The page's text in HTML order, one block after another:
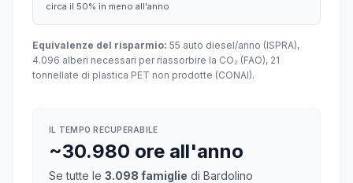
circa il 50% in meno all'anno
Equivalenze del risparmio: 55 auto diesel/anno (ISPRA),
4.096 alberi necessari per riassorbire la CO₂ (FAO), 21
tonnellate di plastica PET non prodotte (CONAI).
IL TEMPO RECUPERABILE
~30.980 ore all'anno
Se tutte le 3.098 famiglie di Bardolino